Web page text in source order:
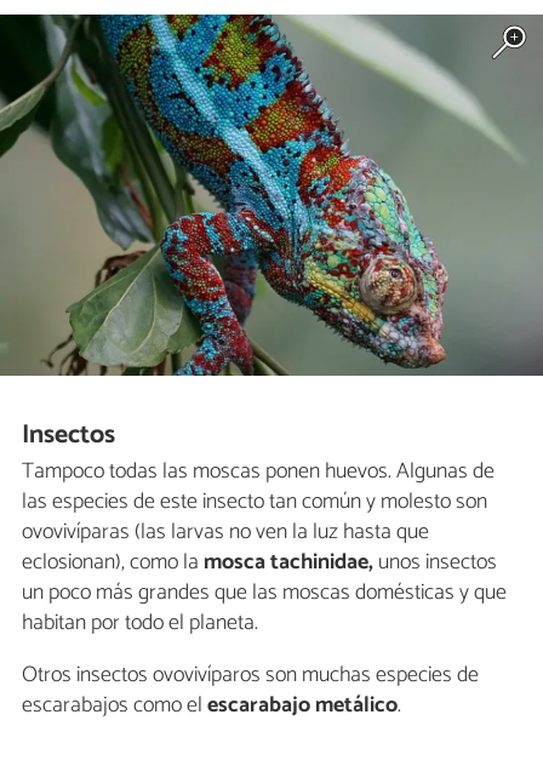
Insectos
Tampoco todas las moscas ponen huevos. Algunas de
las especies de este insecto tan común y molesto son
ovovivíparas (las larvas no ven la luz hasta que
eclosionan), como la mosca tachinidae,unos insectos
un poco más grandes que las moscas domésticas y que
habitan por todo el planeta.
Otros insectos ovovivíparos son muchas especies de
escarabajos como elescarabajo metálico.